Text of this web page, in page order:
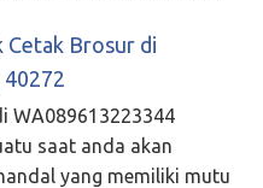
Cetak Brosur di
WA089613223344
saat anda akan
yang memiliki mutu